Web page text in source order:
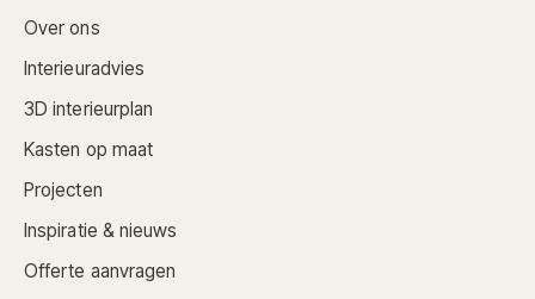
Over ons
Interieuradvies
3D interieurplan
Kasten op maat
Projecten
Inspiratie & nieuws
Offerte aanvragen